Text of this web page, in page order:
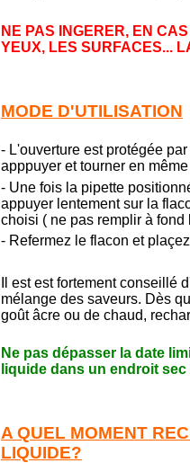
NE PAS INGERER, EN
YEUX, LES SURFACES...
MODE D'UTILISATION
- L'ouverture est protégée
apppuyer et tourner en
- Une fois la pipette
appuyer lentement sur la
choisi ( ne pas remplir à
- Refermez le flacon et
Il est est fortement conseillé
mélange des saveurs. Dès
goût âcre ou de chaud,
Ne pas dépasser la date
liquide dans un endroit sec
A QUEL MOMENT
LIQUIDE?